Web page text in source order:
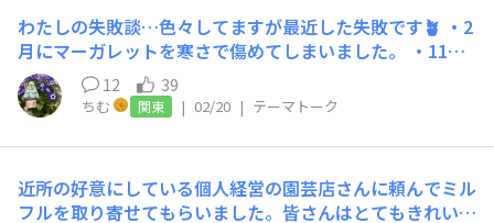
いつもモコモコになるお花ばかりなので大体どうにかなっ
ています。 次はちゃんとウォータースペースを考えて植
え付けようと思います😂
わたしの失敗談…色々してますが最近した失敗です🪴 ・2
月にマーガレットを寒さで傷めてしまいました。 ・11月
に花付きでお迎えして、ルンルンだったけど耐寒性0℃く
らいと知らず😱 外で不織布を被せて頑張ってもらってい
ました💦結果花は枯れ、花芽は茶色くなってしまいました
😭 ・原因は寒さ対策の甘さです。来年は室内に取り込む
ら咲いて来たよ〜って写真をアップされているので、あ
12 39
ちむ 関東 | 02/20 | テーマトーク
近所の好意にしている個人経営の園芸店さんに頼んでミル
フルを取り寄せてもらいました。皆さんはとてもきれいに